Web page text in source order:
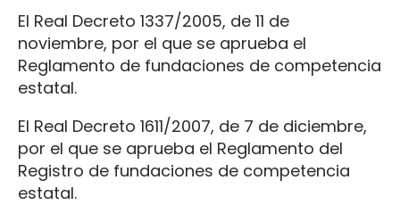
El Real Decreto 1337/2005, de 11 de
noviembre, por el que se aprueba el
Reglamento de fundaciones de competencia
estatal.
El Real Decreto 1611/2007, de 7 de diciembre,
por el que se aprueba el Reglamento del
Registro de fundaciones de competencia
estatal.